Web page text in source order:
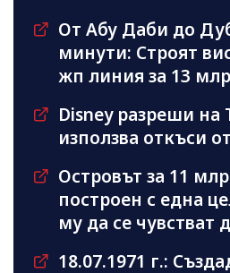
От Абу Даби до
минути: Строят
жп линия за 13
Disney разреши на
използва откъси
Островът за 11
построен с една
му да се чувстват
18.07.1971 г.: